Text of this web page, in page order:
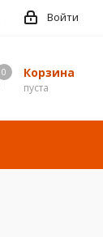
Войти
Корзина
пуста
0